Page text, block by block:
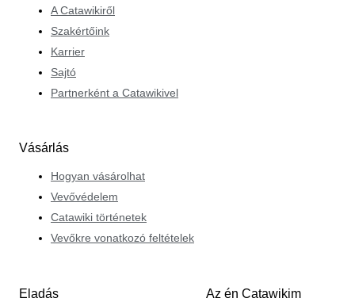
A Catawikiről
Szakértőink
Karrier
Sajtó
Partnerként a Catawikivel
Vásárlás
Hogyan vásárolhat
Vevővédelem
Catawiki történetek
Vevőkre vonatkozó feltételek
Eladás Az én Catawikim